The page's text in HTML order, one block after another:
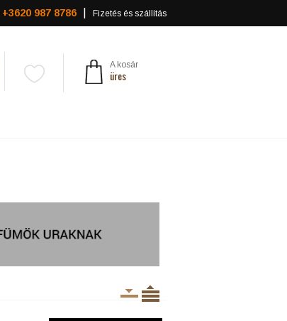
+3620 987 8786 Fizetés és szállítás
A kosár
üres